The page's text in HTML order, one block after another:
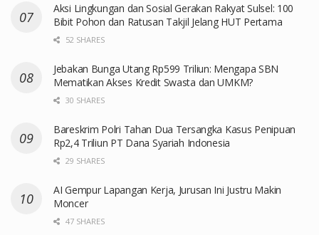
Aksi Lingkungan dan Sosial Gerakan Rakyat Sulsel: 100
Bibit Pohon dan Ratusan Takjil Jelang HUT Pertama
52 SHARES
Jebakan Bunga Utang Rp599 Triliun: Mengapa SBN
Mematikan Akses Kredit Swasta dan UMKM?
30 SHARES
Bareskrim Polri Tahan Dua Tersangka Kasus Penipuan
Rp2,4 Triliun PT Dana Syariah Indonesia
29 SHARES
AI Gempur Lapangan Kerja, Jurusan Ini Justru Makin
Moncer
47 SHARES